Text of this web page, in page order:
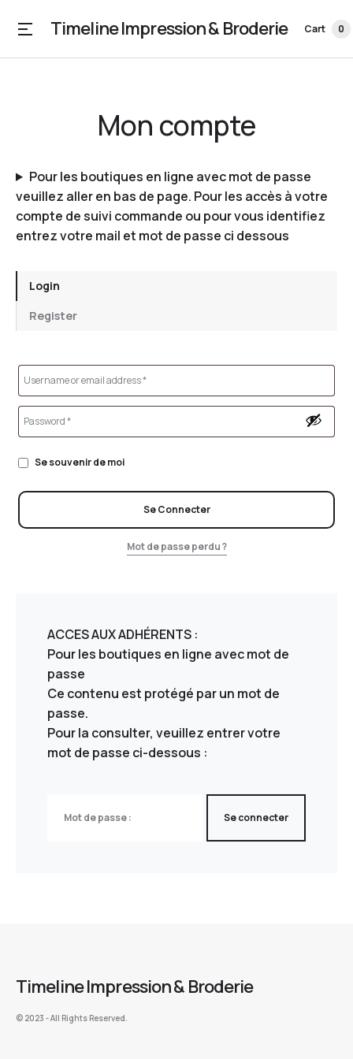
Timeline Impression & Broderie Cart 0
Mon compte
Pour les boutiques en ligne avec mot de passe
veuillez aller en bas de page. Pour les accès à votre
compte de suivi commande ou pour vous identifiez
entrez votre mail et mot de passe ci dessous
Login
Register
Se souvenir de moi
Se Connecter
Mot de passe perdu ?
ACCES AUX ADHÉRENTS :
Pour les boutiques en ligne avec mot de
passe
Ce contenu est protégé par un mot de
passe.
Pour la consulter, veuillez entrer votre
mot de passe ci-dessous :
Timeline Impression & Broderie
©️ 2023 - All Rights Reserved.